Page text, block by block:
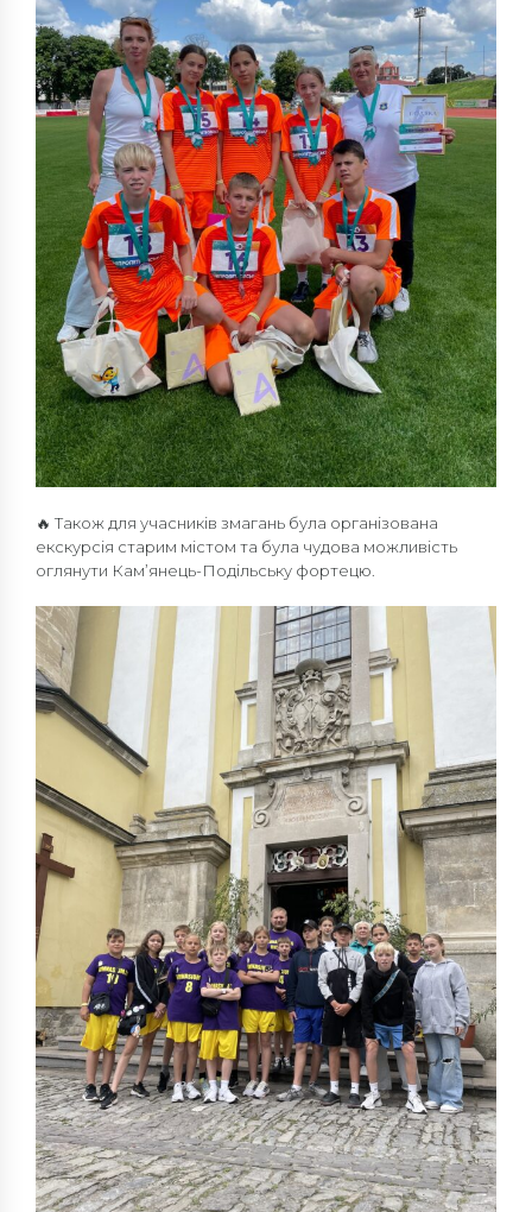
🔥 Також для учасників змагань була організована
екскурсія старим містом та була чудова можливість
оглянути Кам’янець-Подільську фортецю.